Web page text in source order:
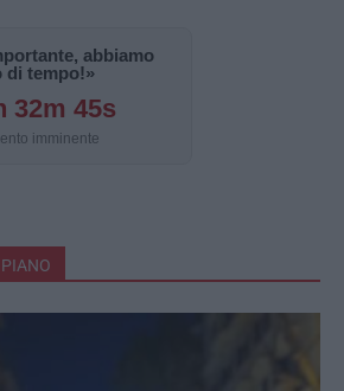
abbiamo
di tempo!»
32m 44s
imminente